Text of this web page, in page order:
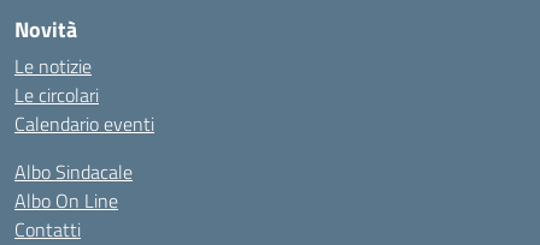
Novità
Le notizie
Le circolari
Calendario eventi
Albo Sindacale
Albo On Line
Contatti